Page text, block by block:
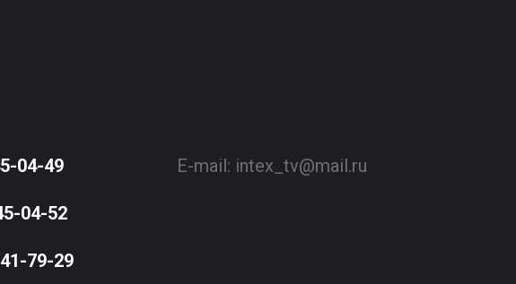
04-49
04-52
79-29
E-mail: intex_tv@mail.ru